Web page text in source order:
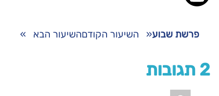
פרשת שבוע« השיעור הקודםהשיעור הבא »
2 תגובות